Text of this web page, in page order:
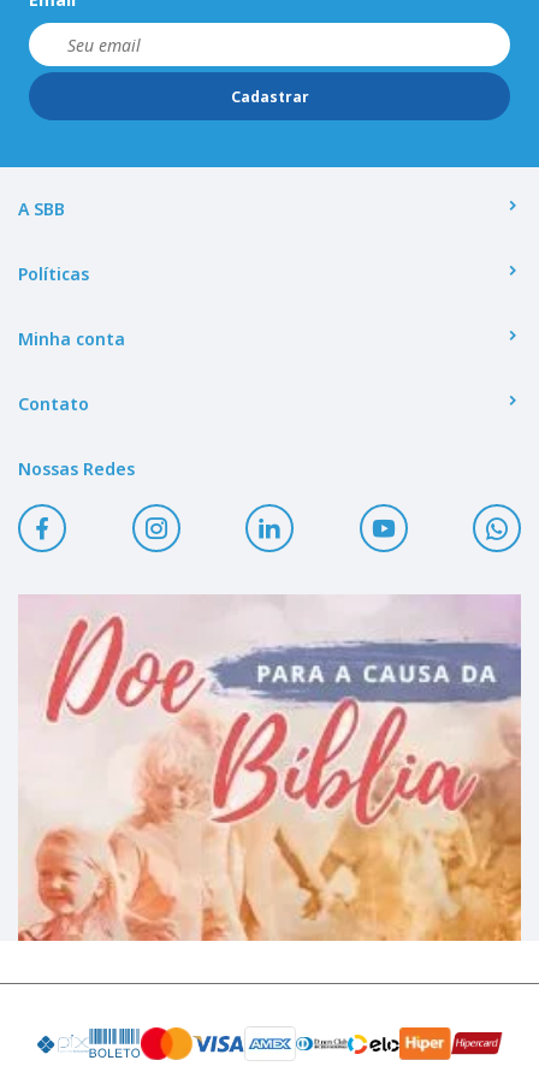
Cadastrar
A SBB
Políticas
Minha conta
Contato
Nossas Redes